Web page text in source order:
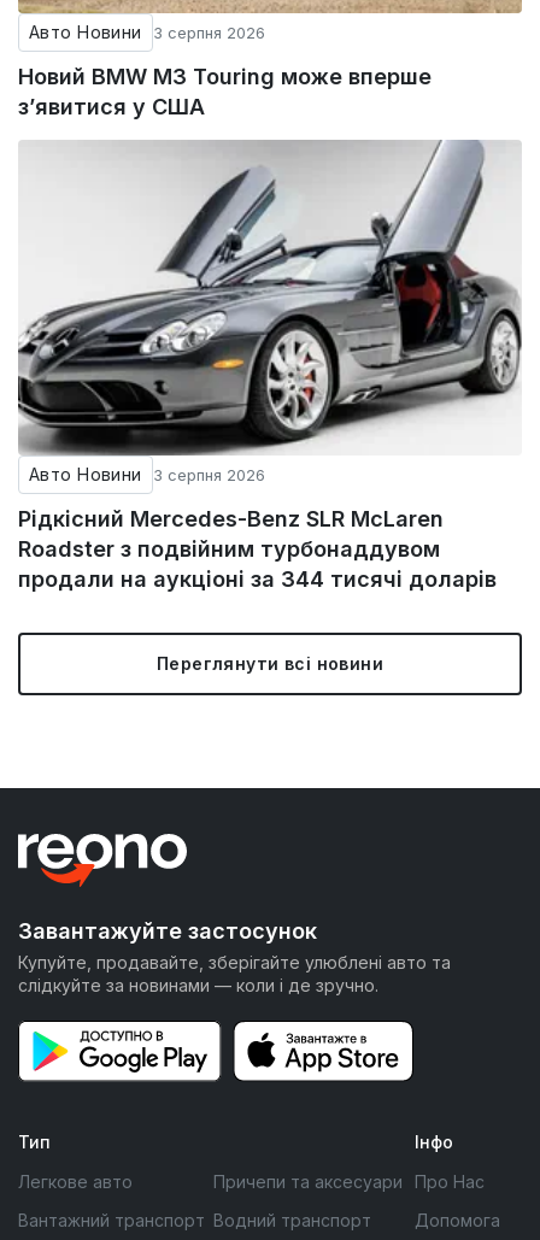
Авто Новини 3 серпня 2026
Новий BMW M3 Touring може вперше
з’явитися у США
Авто Новини 3 серпня 2026
Рідкісний Mercedes-Benz SLR McLaren
Roadster з подвійним турбонаддувом
продали на аукціоні за 344 тисячі доларів
Переглянути всі новини
Завантажуйте застосунок
Купуйте, продавайте, зберігайте улюблені авто та
слідкуйте за новинами — коли і де зручно.
Тип
Легкове авто
Вантажний транспорт
Причепи та аксесуари
Водний транспорт
Інфо
Про Нас
Допомога